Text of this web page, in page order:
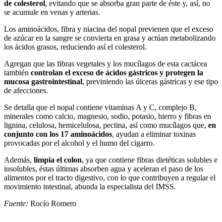
de colesterol, evitando que se absorba gran parte de éste y, así, no
se acumule en venas y arterias.
Los aminoácidos, fibra y niacina del nopal previenen que el exceso
de azúcar en la sangre se convierta en grasa y actúan metabolizando
los ácidos grasos, reduciendo así el colesterol.
Agregan que las fibras vegetales y los mucílagos de esta cactácea
también controlan el exceso de ácidos gástricos y protegen la
mucosa gastrointestinal, previniendo las úlceras gástricas y ese tipo
de afecciones.
Se detalla que el nopal contiene vitaminas A y C, complejo B,
minerales como calcio, magnesio, sodio, potasio, hierro y fibras en
lignina, celulosa, hemicelulosa, pectina, así como mucílagos que, en
conjunto con los 17 aminoácidos, ayudan a eliminar toxinas
provocadas por el alcohol y el humo del cigarro.
Además, limpia el colon, ya que contiene fibras dietéticas solubles e
insolubles, éstas últimas absorben agua y aceleran el paso de los
alimentos por el tracto digestivo, con lo que contribuyen a regular el
movimiento intestinal, abunda la especialista del IMSS.
Fuente: Rocío Romero